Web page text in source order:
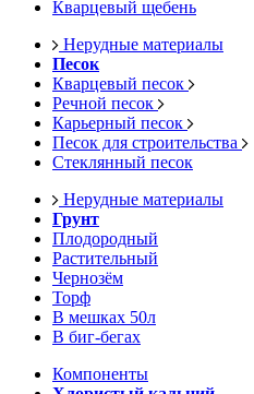
Кварцевый щебень
Нерудные материалы
Песок
Кварцевый песок
Речной песок
Карьерный песок
Песок для строительства
Стеклянный песок
Нерудные материалы
Грунт
Плодородный
Растительный
Чернозём
Торф
В мешках 50л
В биг-бегах
Компоненты